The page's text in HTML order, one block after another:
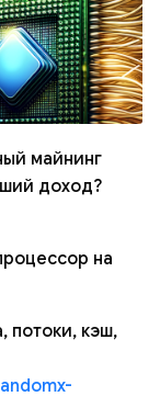
майнинг
доход?
на
потоки, кэш,